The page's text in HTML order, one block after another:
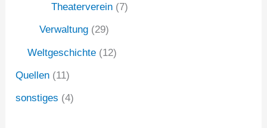
Theaterverein (7)
Verwaltung (29)
Weltgeschichte (12)
Quellen (11)
sonstiges (4)